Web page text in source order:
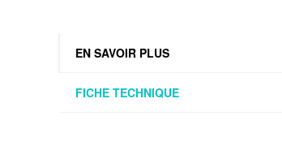
EN SAVOIR PLUS
FICHE TECHNIQUE